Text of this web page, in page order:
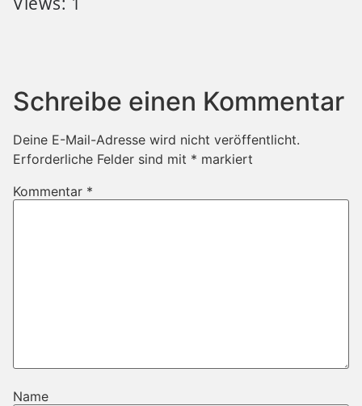
Schreibe einen Kommentar
Deine E-Mail-Adresse wird nicht veröffentlicht.
Erforderliche Felder sind mit * markiert
Kommentar *
Name